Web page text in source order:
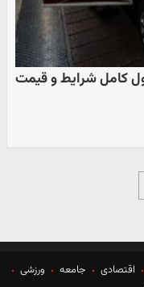
کامل شرایط و قیمت
اقتصادی جامعه
ورزشی